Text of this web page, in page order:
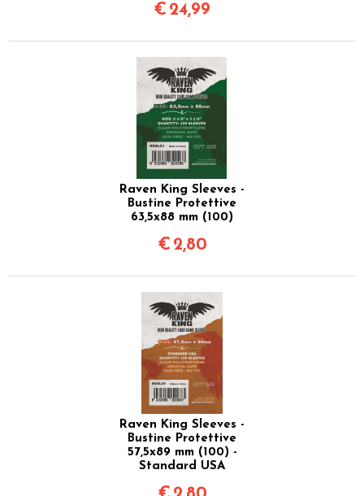
€ 24,99
Raven King Sleeves -
Bustine Protettive
63,5x88 mm (100)
€ 2,80
Raven King Sleeves -
Bustine Protettive
57,5x89 mm (100) -
Standard USA